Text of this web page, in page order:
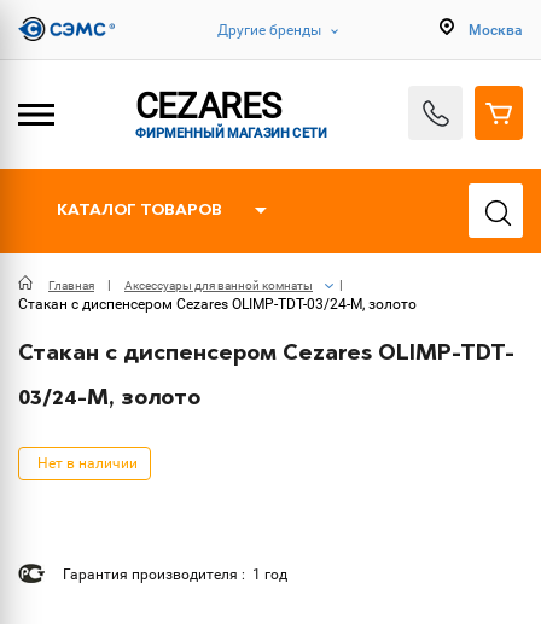
Другие бренды Москва
CEZARES
ФИРМЕННЫЙ МАГАЗИН СЕТИ
КАТАЛОГ ТОВАРОВ
Главная Аксессуары для ванной комнаты
Стакан с диспенсером Cezares OLIMP-TDT-03/24-M, золото
Стакан с диспенсером Cezares OLIMP-TDT-
03/24-M, золото
Нет в наличии
Гарантия производителя : 1 год